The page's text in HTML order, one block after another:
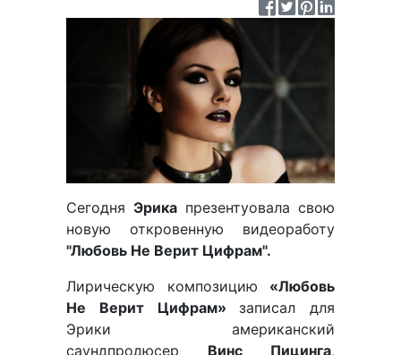
Сегодня Эрика презентуовала свою
новую откровенную видеоработу
"Любовь Не Верит Цифрам".
Лирическую композицию «Любовь
Не Верит Цифрам»записал для
Эрики американский
саундпродюсер Винс Пицинга,